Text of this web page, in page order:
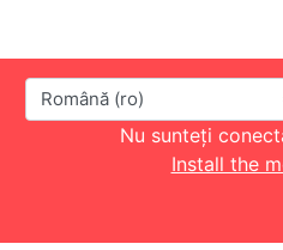
Limbă
Nu sunteți
Install the